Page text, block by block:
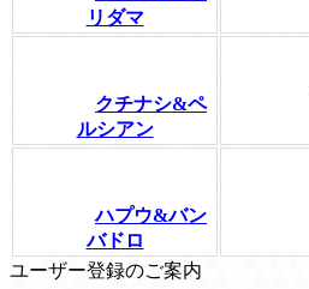
リダマ
クチナシ&ペ
ルシアン
ハプウ&バン
バドロ
ユーザー登録のご案内